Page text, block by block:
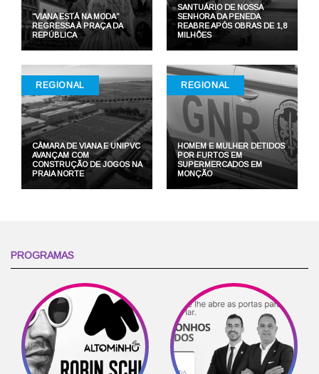
“VIANA ESTÁ NA MODA”
REGRESSA À PRAÇA DA
REPÚBLICA
SANTUÁRIO DE NOSSA
SENHORA DA PENEDA
REABRE APÓS OBRAS DE 1,8
MILHÕES
REGIONAL
CÂMARA DE VIANA E UNIPVC
AVANÇAM COM
CONSTRUÇÃO DE JOGOS NA
PRAIA NORTE
REGIONAL
HOMEM E MULHER DETIDOS
POR FURTOS EM
SUPERMERCADOS EM
MONÇÃO
PROGRAMAS